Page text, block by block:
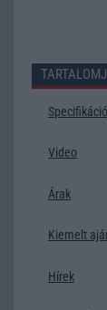
Specifikáció
Video
Árak
Kiemelt
Hírek